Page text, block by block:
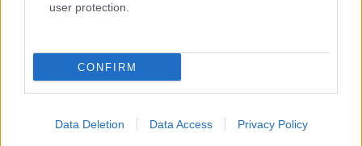
user protection.
CONFIRM
Data Deletion Data Access Privacy Policy
Mostantól ezzel nem lesz gondjuk.
feleségéhez. Az asszony elvesztette munkáját, ami